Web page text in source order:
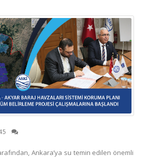
Ankara’ya su temin edilen önemli